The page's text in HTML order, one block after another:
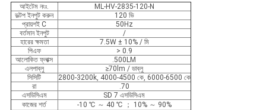
আইটেম নংঃ.
ML-HV-2835-120-N
ভল্টপ ইনপুট করুন
120 ভি
প্রায়শই C
50Hz
বর্তমান ইনপুট
/
হারের ক্ষমতা
7.5W ± 10% / মি
পিএফ
> 0.9
আলোকিত ফ্লাক্স
.500LM
এলপাব্লু
≥70lm / ডাব্লু
সিসিটি
2800-3200k, 4000-4500 কে, 6000-6500 কে
রা
.70
এসডিসিএম
SD 7 এসডিসিএম
কাজের শর্ত
-10 ℃ ～ 40 ℃ ； 10% ～ 90%